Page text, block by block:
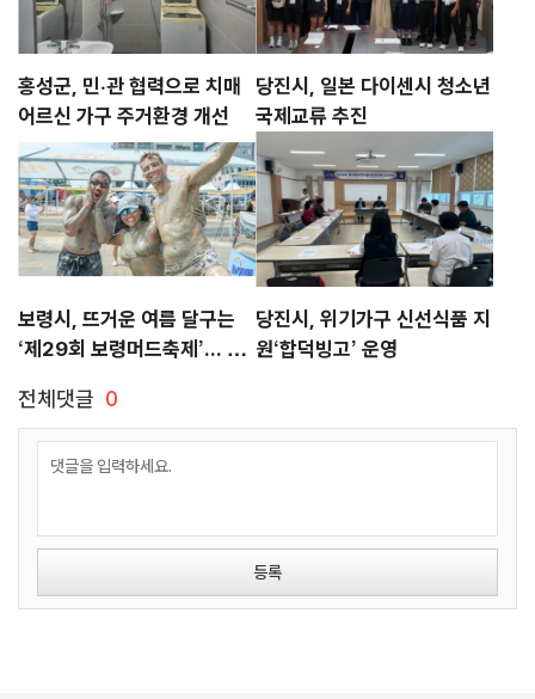
홍성군, 민·관 협력으로 치매
어르신 가구 주거환경 개선
당진시, 일본 다이센시 청소년
국제교류 추진
보령시, 뜨거운 여름 달구는
‘제29회 보령머드축제’... 남
당진시, 위기가구 신선식품 지
원‘합덕빙고’ 운영
전체댓글 0
등록